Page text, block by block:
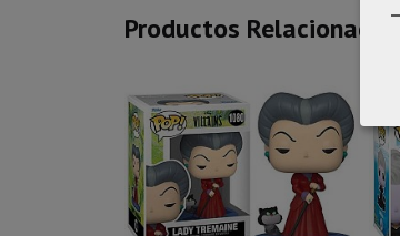
Productos Relacionados